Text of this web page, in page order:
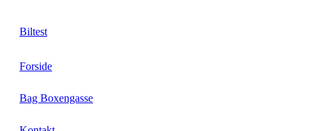
Biltest
Forside
Bag Boxengasse